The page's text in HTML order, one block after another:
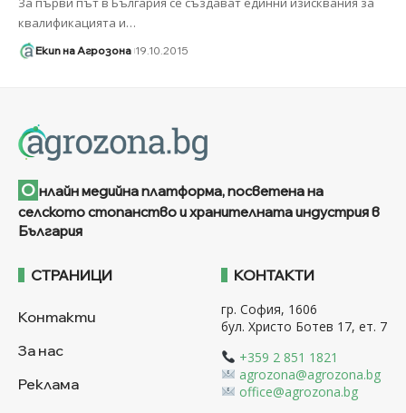
квалификацията и…
Екип на Агрозона 19.10.2015
О нлайн медийна платформа, посветена на
селското стопанство и хранителната индустрия в
България
СТРАНИЦИ
Контакти
За нас
Реклама
КОНТАКТИ
гр. София, 1606
бул. Христо Ботев 17, ет. 7
+359 2 851 1821
agrozona@agrozona.bg
office@agrozona.bg